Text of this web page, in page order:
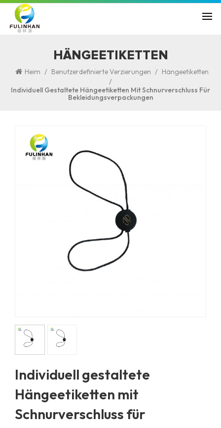
HÄNGEETIKETTEN
Heim / Benutzerdefinierte Verzierungen / Hängeetiketten
/
Individuell Gestaltete Hängeetiketten Mit Schnurverschluss Für
Bekleidungsverpackungen
Individuell gestaltete
Hängeetiketten mit
Schnurverschluss für